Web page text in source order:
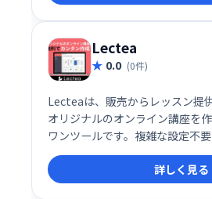
Lectea
0.0 (0件)
Lecteaは、販売からレッスン提
オリジナルのオンライン講座を
ワンツールです。複雑な設定不
作成・運営が可能。集客から販
を効率化し、オンライン講座ビジ
トします。
詳しく見る